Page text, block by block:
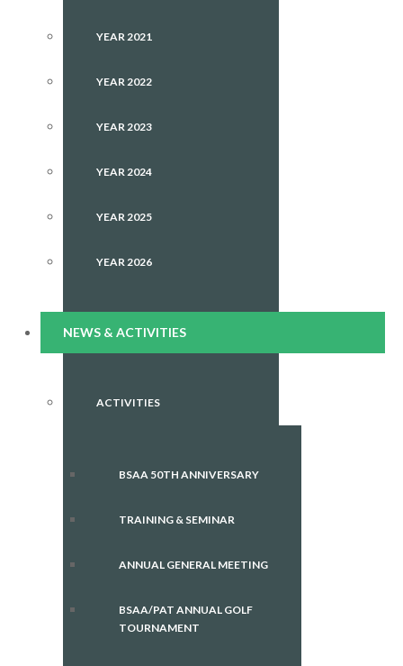
YEAR 2021
YEAR 2022
YEAR 2023
YEAR 2024
YEAR 2025
YEAR 2026
NEWS & ACTIVITIES
ACTIVITIES
BSAA 50TH ANNIVERSARY
TRAINING & SEMINAR
ANNUAL GENERAL MEETING
BSAA/PAT ANNUAL GOLF
TOURNAMENT